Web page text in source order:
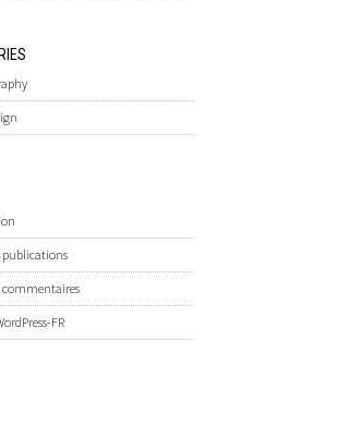
publications
commentaires
FR